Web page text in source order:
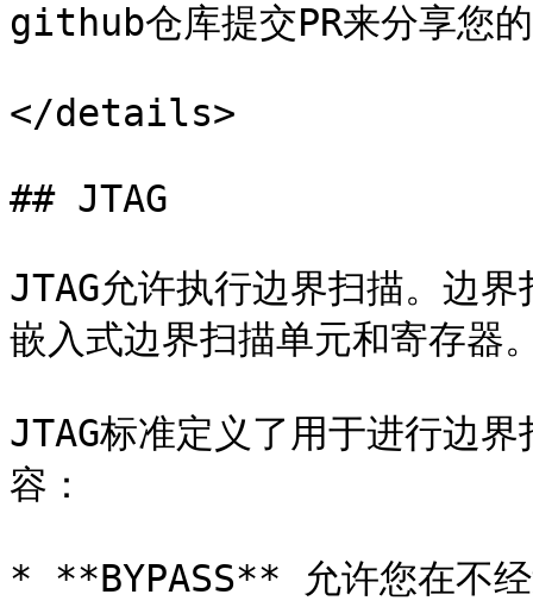
github仓库提交PR来分享您
</details>
## JTAG
JTAG允许执行边界扫描。边
嵌入式边界扫描单元和寄存器
JTAG标准定义了用于进行边
容：
* **BYPASS** 允许您在不经